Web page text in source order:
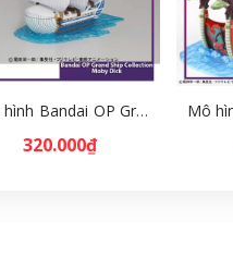
Mô hình Bandai OP Grand Ship Collection Moby Dick [GDB] [MKB]
320.000₫